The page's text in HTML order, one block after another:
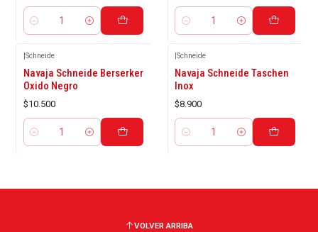
Cantidad Cantidad
Schneide
Navaja Schneide Berserker
Oxido Negro
$10.500
Cantidad
Schneide
Navaja Schneide Taschen
Inox
$8.900
Cantidad
VOLVER ARRIBA